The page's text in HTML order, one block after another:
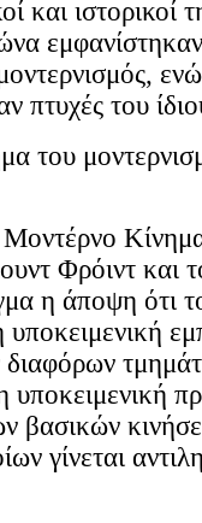
και ιστορικοί
πτυχές του
του
Κίνημα
Φρόιντ
η άποψη ότι
βασικών
γίνεται